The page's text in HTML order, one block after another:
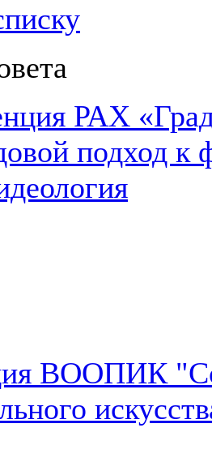
РАХ
подход
ВООПИК